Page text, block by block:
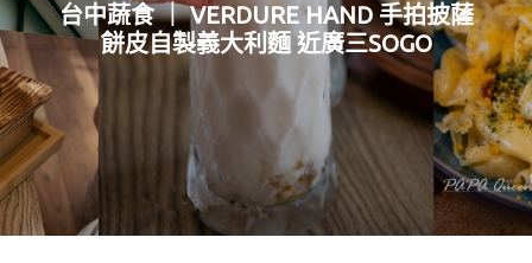
台中蔬食 ｜ VERDURE HAND 手拍披薩
餅皮自製義大利麵 近廣三SOGO